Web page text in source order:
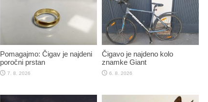
Pomagajmo: Čigav je najdeni
poročni prstan
7. 8. 2026
Čigavo je najdeno kolo
znamke Giant
6. 8. 2026